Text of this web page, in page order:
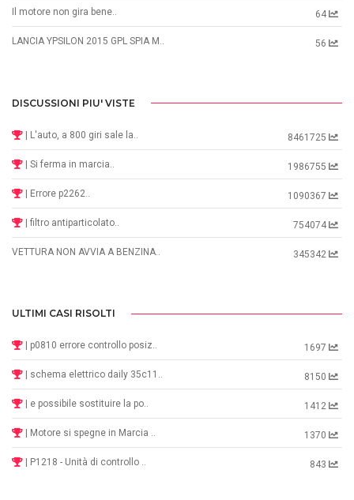
Il motore non gira bene.. 64
LANCIA YPSILON 2015 GPL SPIA M.. 56
DISCUSSIONI PIU' VISTE
| L'auto, a 800 giri sale la.. 8461725
| Si ferma in marcia.. 1986755
| Errore p2262.. 1090367
| filtro antiparticolato.. 754074
VETTURA NON AVVIA A BENZINA.. 345342
ULTIMI CASI RISOLTI
| p0810 errore controllo posiz.. 1697
| schema elettrico daily 35c11.. 8150
| e possibile sostituire la po.. 1412
| Motore si spegne in Marcia .. 1370
| P1218 - Unità di controllo .. 843